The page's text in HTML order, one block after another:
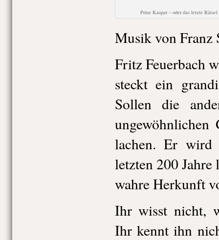
Prinz Kaspar – oder das letzte Rätsel
Musik von Franz
Fritz Feuerbach
steckt ein
Sollen die
ungewöhnlichen
lachen. Er wird
letzten 200 Jahre
wahre Herkunft
Ihr wisst nicht,
Ihr kennt ihn